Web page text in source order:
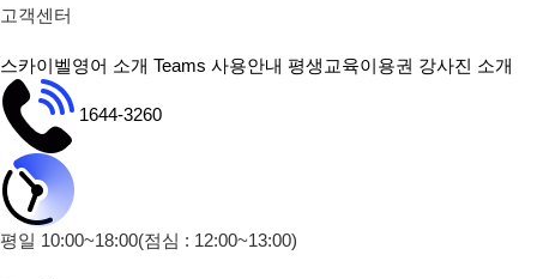
고객센터
스카이벨영어 소개 Teams 사용안내 평생교육이용권 강사진 소개
1644-3260
평일 10:00~18:00(점심 : 12:00~13:00)